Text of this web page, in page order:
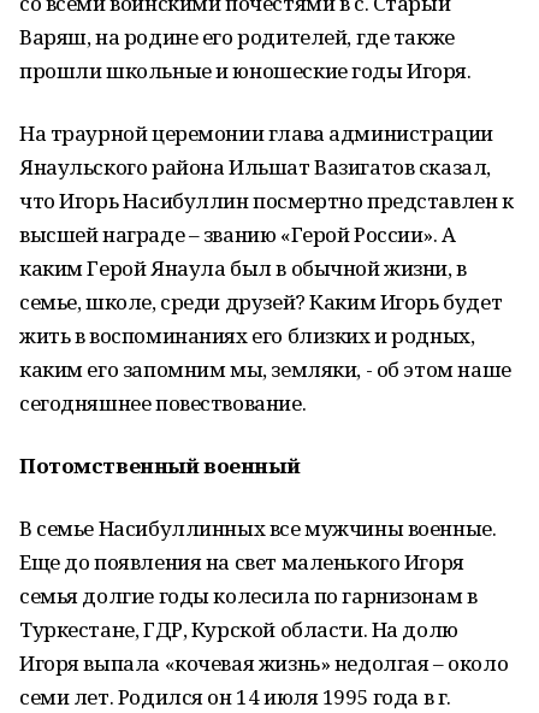
Варяш, на родине его родителей, где также
прошли школьные и юношеские годы Игоря.
На траурной церемонии глава администрации
Янаульского района Ильшат Вазигатов сказал,
что Игорь Насибуллин посмертно представлен к
высшей награде – званию «Герой России». А
каким Герой Янаула был в обычной жизни, в
семье, школе, среди друзей? Каким Игорь будет
жить в воспоминаниях его близких и родных,
каким его запомним мы, земляки, - об этом наше
сегодняшнее повествование.
Потомственный военный
В семье Насибуллинных все мужчины военные.
Еще до появления на свет маленького Игоря
семья долгие годы колесила по гарнизонам в
Туркестане, ГДР, Курской области. На долю
Игоря выпала «кочевая жизнь» недолгая – около
семи лет. Родился он 14 июля 1995 года в г.